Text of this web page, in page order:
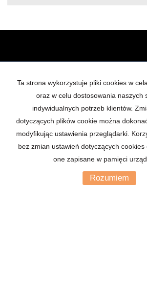
Ta strona wykorzystuje pliki cookies w
oraz w celu dostosowania naszych
indywidualnych potrzeb klientów.
dotyczących plików cookie można
modyfikując ustawienia przeglądarki.
bez zmian ustawień dotyczących
one zapisane w pamięci
Rozumiem